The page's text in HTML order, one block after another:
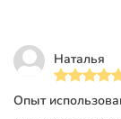
Тип покрытия
Цвет
Наталья
Опыт